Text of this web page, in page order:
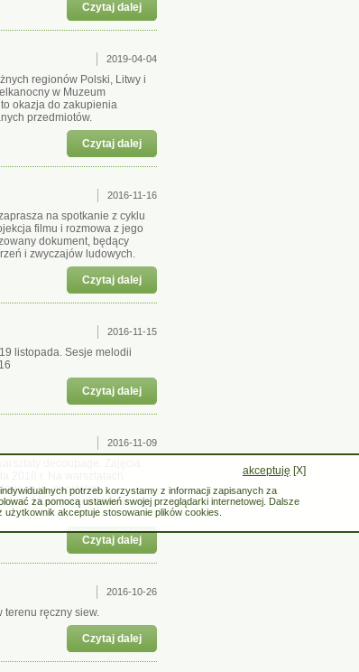
akceptuję [X]
potrzeb korzystamy z informacji zapisanych za
za pomocą ustawień swojej przeglądarki internetowej. Dalsze
akceptuje stosowanie plików cookies.
Czytaj dalej
2019-04-04
regionów Polski, Litwy i
w Muzeum
okazja do zakupienia
przedmiotów.
Czytaj dalej
2016-11-16
na spotkanie z cyklu
filmu i rozmowa z jego
dokument, będący
i zwyczajów ludowych.
Czytaj dalej
2016-11-15
listopada. Sesje melodii
Czytaj dalej
2016-11-09
m.in. papierem
która zaprojektowała go
Czytaj dalej
2016-10-26
terenu ręczny siew.
Czytaj dalej